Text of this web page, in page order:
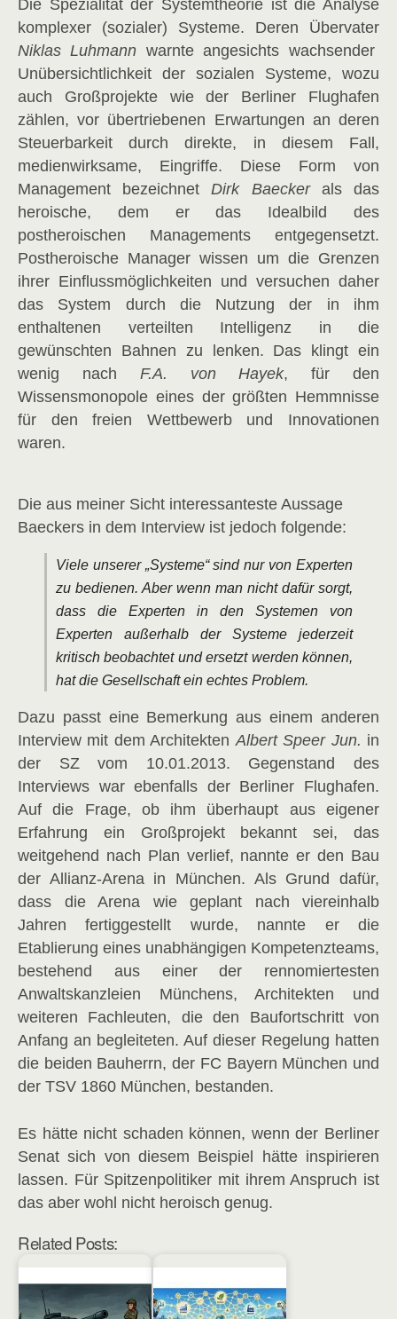
Die Spezialität der Systemtheorie ist die Analyse
komplexer (sozialer) Systeme. Deren Übervater
Niklas Luhmann warnte angesichts wachsender
Unübersichtlichkeit der sozialen Systeme, wozu
auch Großprojekte wie der Berliner Flughafen
zählen, vor übertriebenen Erwartungen an deren
Steuerbarkeit durch direkte, in diesem Fall,
medienwirksame, Eingriffe. Diese Form von
Management bezeichnetDirk Baecker als das
heroische, dem er das Idealbild des
postheroischen Managements entgegensetzt.
Postheroische Manager wissen um die Grenzen
ihrer Einflussmöglichkeiten und versuchen daher
das System durch die Nutzung der in ihm
enthaltenen verteilten Intelligenz in die
gewünschten Bahnen zu lenken. Das klingt ein
wenig nach F.A. von Hayek, für den
Wissensmonopole eines der größten Hemmnisse
für den freien Wettbewerb und Innovationen
waren.
Die aus meiner Sicht interessanteste Aussage
Baeckers in dem Interview ist jedoch folgende:
Viele unserer „Systeme“ sind nur von Experten
zu bedienen. Aber wenn man nicht dafür sorgt,
dass die Experten in den Systemen von
Experten außerhalb der Systeme jederzeit
kritisch beobachtet und ersetzt werden können,
hat die Gesellschaft ein echtes Problem.
Dazu passt eine Bemerkung aus einem anderen
Interview mit dem ArchitektenAlbert Speer Jun. in
der SZ vom 10.01.2013. Gegenstand des
Interviews war ebenfalls der Berliner Flughafen.
Auf die Frage, ob ihm überhaupt aus eigener
Erfahrung ein Großprojekt bekannt sei, das
weitgehend nach Plan verlief, nannte er den Bau
der Allianz-Arena in München. Als Grund dafür,
dass die Arena wie geplant nach viereinhalb
Jahren fertiggestellt wurde, nannte er die
Etablierung eines unabhängigen Kompetenzteams,
bestehend aus einer der rennomiertesten
Anwaltskanzleien Münchens, Architekten und
weiteren Fachleuten, die den Baufortschritt von
Anfang an begleiteten. Auf dieser Regelung hatten
die beiden Bauherrn, der FC Bayern München und
der TSV 1860 München, bestanden.
Es hätte nicht schaden können, wenn der Berliner
Senat sich von diesem Beispiel hätte inspirieren
lassen. Für Spitzenpolitiker mit ihrem Anspruch ist
das aber wohl nicht heroisch genug.
Related Posts: